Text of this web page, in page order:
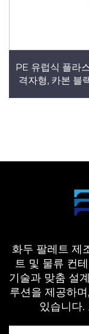
PE 유럽식 플라
격자형, 카본 블
화두 팔레트 제
트 및 물류 컨
기술과 맞춤 설
루션을 제공하
있습니다.